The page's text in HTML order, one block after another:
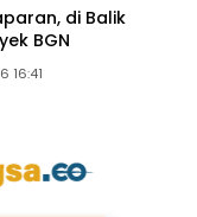
di Balik
BGN
16:41